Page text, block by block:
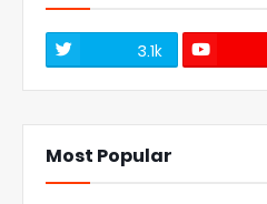
3.1k
Most Popular